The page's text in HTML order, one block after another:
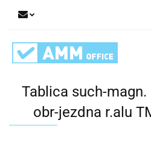
Tablica such-magn.
obr-jezdna r.alu